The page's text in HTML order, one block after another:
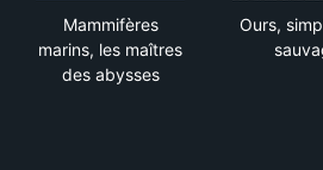
Mammifères
marins, les maîtres
des abysses
Ours,